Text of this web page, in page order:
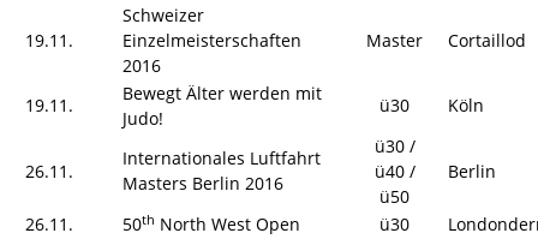
19.11.
Schweizer
Einzelmeisterschaften
2016
Master Cortaillod
19.11.
Bewegt Älter werden mit
Judo!
ü30 Köln
26.11.
Internationales Luftfahrt
Masters Berlin 2016
ü30 /
ü40 /
ü50
Berlin
26.11. 50th North West Open ü30